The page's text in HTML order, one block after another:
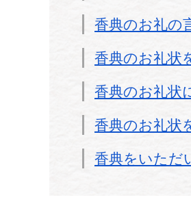
香典のお礼の
香典のお礼状
香典のお礼状
香典のお礼状
香典をいただ